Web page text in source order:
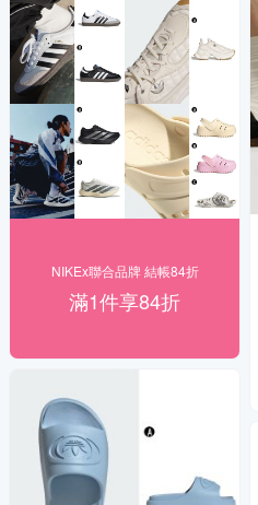
NIKEx聯合品牌 結帳84折
滿1件享84折